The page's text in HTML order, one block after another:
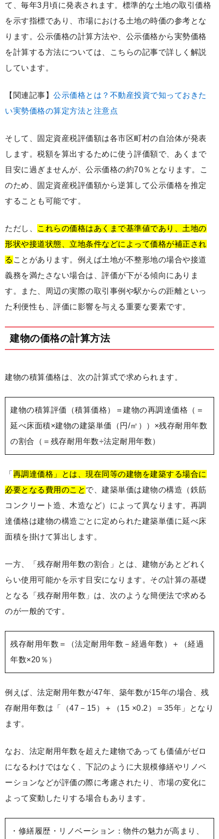
て、毎年3月頃に発表されます。標準的な土地の取引価格
を示す指標であり、市場における土地の時価の参考とな
ります。公示価格の計算方法や、公示価格から実勢価格
を計算する方法については、こちらの記事で詳しく解説
しています。
【関連記事】 公示価格とは？不動産投資で知っておきた
い実勢価格の算定方法と注意点
そして、固定資産税評価額は各市区町村の自治体が発表
します。税額を算出するために使う評価額で、あくまで
目安に過ぎませんが、公示価格の約70％となります。こ
のため、固定資産税評価額から逆算して公示価格を推定
することも可能です。
ただし、
これらの価格はあくまで基準値であり、土地の
形状や接道状態、立地条件などによって価格が補正され
る ことがあります。例えば土地が不整形地の場合や接道
義務を満たさない場合は、評価が下がる傾向にありま
す。また、周辺の実際の取引事例や駅からの距離といっ
た利便性も、評価に影響を与える重要な要素です。
建物の価格の計算方法
建物の積算価格は、次の計算式で求められます。
建物の積算評価（積算価格）＝建物の再調達価格（＝
延べ床面積×建物の建築単価（円/㎡））×残存耐用年数
の割合（＝残存耐用年数÷法定耐用年数）
「 再調達価格」とは、現在同等の建物を建築する場合に
必要となる費用のこと で、建築単価は建物の構造（鉄筋
コンクリート造、木造など）によって異なります。再調
達価格は建物の構造ごとに定められた建築単価に延べ床
面積を掛けて算出します。
一方、「残存耐用年数の割合」とは、建物があとどれく
らい使用可能かを示す目安になります。その計算の基礎
となる「残存耐用年数」は、次のような簡便法で求める
のが一般的です。
残存耐用年数＝（法定耐用年数－経過年数）＋（経過
年数×20％）
例えば、法定耐用年数が47年、築年数が15年の場合、残
存耐用年数は「（47－15）＋（15 ×0.2）＝35年」となり
ます。
なお、法定耐用年数を超えた建物であっても価値がゼロ
になるわけではなく、下記のように大規模修繕やリノベ
ーションなどが評価の際に考慮されたり、市場の変化に
よって変動したりする場合もあります。
・修繕履歴・リノベーション：物件の魅力が高まり、